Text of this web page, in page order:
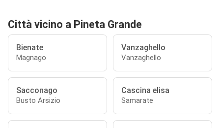
Città vicino a Pineta Grande
Bienate
Magnago
Vanzaghello
Vanzaghello
Sacconago
Busto Arsizio
Cascina elisa
Samarate